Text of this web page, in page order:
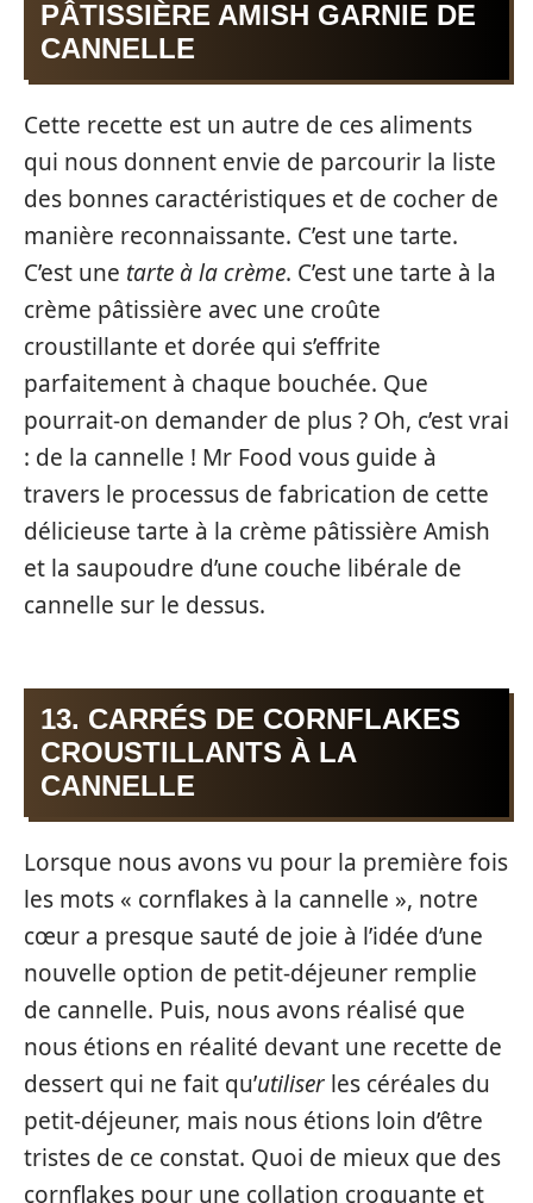
PÂTISSIÈRE AMISH GARNIE DE
CANNELLE
Cette recette est un autre de ces aliments
qui nous donnent envie de parcourir la liste
des bonnes caractéristiques et de cocher de
manière reconnaissante. C’est une tarte.
C’est une tarte à la crème. C’est une tarte à la
crème pâtissière avec une croûte
croustillante et dorée qui s’effrite
parfaitement à chaque bouchée. Que
pourrait-on demander de plus ? Oh, c’est vrai
: de la cannelle ! Mr Food vous guide à
travers le processus de fabrication de cette
délicieuse tarte à la crème pâtissière Amish
et la saupoudre d’une couche libérale de
cannelle sur le dessus.
13. CARRÉS DE CORNFLAKES
CROUSTILLANTS À LA
CANNELLE
Lorsque nous avons vu pour la première fois
les mots « cornflakes à la cannelle », notre
cœur a presque sauté de joie à l’idée d’une
nouvelle option de petit-déjeuner remplie
de cannelle. Puis, nous avons réalisé que
nous étions en réalité devant une recette de
dessert qui ne fait qu’utiliser les céréales du
petit-déjeuner, mais nous étions loin d’être
tristes de ce constat. Quoi de mieux que des
cornflakes pour une collation croquante et